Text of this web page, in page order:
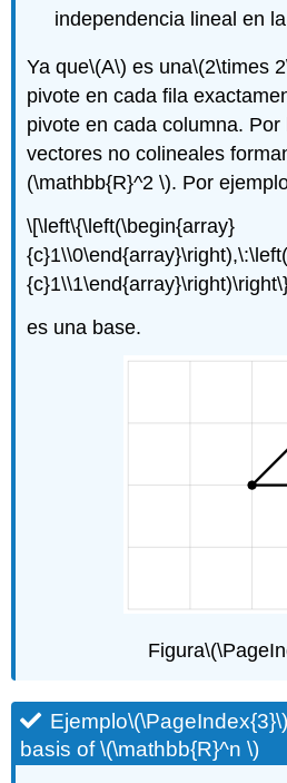
independencia lineal en la
Ya que\(A\) es una\(2\times
pivote en cada fila
pivote en cada columna. Por
vectores no colineales
(\mathbb{R}^2 \). Por
\[\left\{\left(\begin{array}
es una base.
Figura
Ejemplo\(\PageIndex{3}\)
basis of\(\mathbb{R}^n \)